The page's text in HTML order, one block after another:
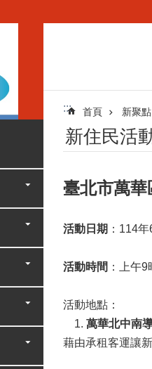
::: 首頁 新聚
新住民活
臺北市萬
活動日期 ：114
活動時間 ：上午
活動地點：
1. 萬華北中南
藉由承租客運讓